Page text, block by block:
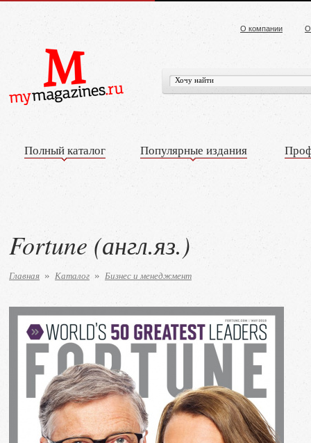
О компании
Полный каталог Популярные издания
Fortune (англ.яз.)
Главная » Каталог » Бизнес и менеджмент